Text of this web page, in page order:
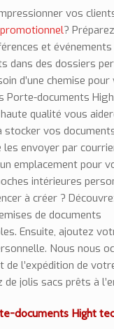
vos
?
et
dans des dossiers
d’une chemise
Porte-documents
qualité vous
vos
les envoyer par
emplacement pour
intérieures
à créer ?
de documents
Ensuite, ajoutez
Nous nous
de l’expédition de
de jolis sacs prêts à
documents Hight